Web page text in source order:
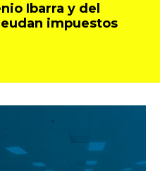
Ibarra y del
impuestos